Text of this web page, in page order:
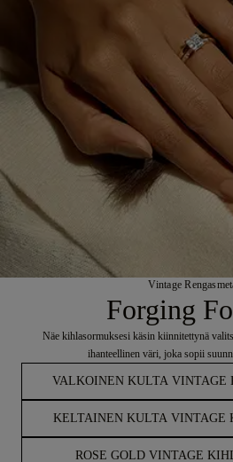
Vintage
Forging
Näe kihlasormuksesi käsin kiinnitettynä
ihanteellinen väri, joka sopii
VALKOINEN KULTA VINTAGE
KELTAINEN KULTA VINTAGE
ROSE GOLD VINTAGE